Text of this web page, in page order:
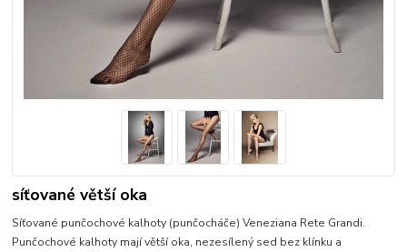
síťované větší oka
Síťované punčochové kalhoty (punčocháče) Veneziana Rete Grandi.
Punčochové kalhoty mají větší oka, nezesílený sed bez klínku a